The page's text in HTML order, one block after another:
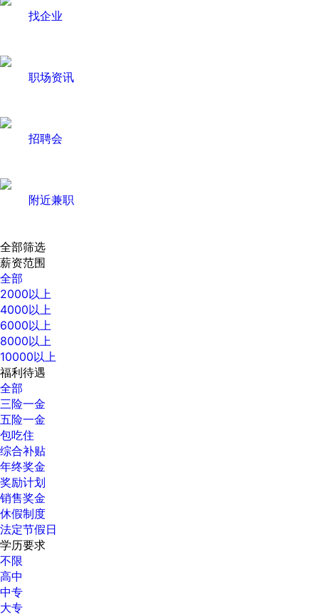
找企业
职场资讯
招聘会
附近兼职
全部筛选
薪资范围
全部
2000以上
4000以上
6000以上
8000以上
10000以上
福利待遇
全部
三险一金
五险一金
包吃住
综合补贴
年终奖金
奖励计划
销售奖金
休假制度
法定节假日
学历要求
不限
高中
中专
大专